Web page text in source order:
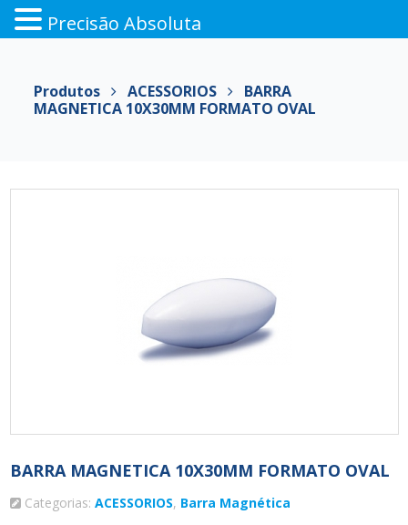
conteúdo
Produtos ACESSORIOS
BARRA
MAGNETICA 10X30MM FORMATO OVAL
BARRA MAGNETICA 10X30MM FORMATO OVAL
Categorias: ACESSORIOS, Barra Magnética
Precisão Absoluta